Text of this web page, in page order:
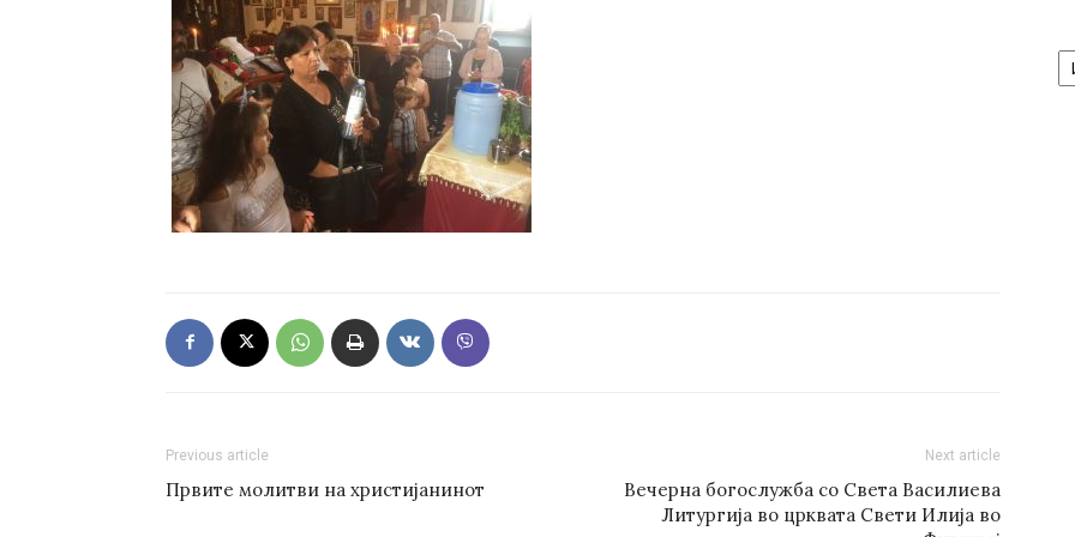
Previous article
Првите молитви на христијанинот
Next article
Вечерна богослужба со Света Василиева
Литургија во црквата Свети Илија во